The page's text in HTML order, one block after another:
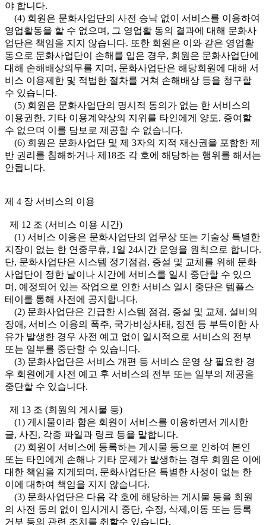
야 합니다.
(4) 회원은 문화사업단의 사전 승낙 없이 서비스를 이용하여
영업활동을 할 수 없으며, 그 영업활 동의 결과에 대해 문화사
업단은 책임을 지지 않습니다. 또한 회원은 이와 같은 영업활
동으로 문화사업단이 손해를 입은 경우, 회원은 문화사업단에
대해 손해배상의무를 지며, 문화사업단은 해당회원에 대해 서
비스 이용제한 및 적법한 절차를 거쳐 손해배상 등을 청구할
수 있습니다.
(5) 회원은 문화사업단의 명시적 동의가 없는 한 서비스의
이용권한, 기타 이용계약상의 지위를 타인에게 양도, 증여할
수 없으며 이를 담보로 제공할 수 없습니다.
(6) 회원은 문화사업단 및 제 3자의 지적 재산권을 포함한 제
반 권리를 침해하거나 제18조 각 호에 해당하는 행위를 해서는
안됩니다.
제 4 장 서비스의 이용
제 12 조 (서비스 이용 시간)
(1) 서비스 이용은 문화사업단의 업무상 또는 기술상 특별한
지장이 없는 한 연중무휴, 1일 24시간 운영을 원칙으로 합니다.
단, 문화사업단은 시스템 정기점검, 증설 및 교체를 위해 문화
사업단이 정한 날이나 시간에 서비스를 일시 중단할 수 있으
며, 예정되어 있는 작업으로 인한 서비스 일시 중단은 템플스
테이를 통해 사전에 공지합니다.
(2) 문화사업단은 긴급한 시스템 점검, 증설 및 교체, 설비의
장애, 서비스 이용의 폭주, 국가비상사태, 정전 등 부득이한 사
유가 발생한 경우 사전 예고 없이 일시적으로 서비스의 전부
또는 일부를 중단할 수 있습니다.
(3) 문화사업단은 서비스 개편 등 서비스 운영 상 필요한 경
우 회원에게 사전 예고 후 서비스의 전부 또는 일부의 제공을
중단할 수 있습니다.
제 13 조 (회원의 게시물 등)
(1) 게시물이라 함은 회원이 서비스를 이용하면서 게시한
글, 사진, 각종 파일과 링크 등을 말합니다.
(2) 회원이 서비스에 등록하는 게시물 등으로 인하여 본인
또는 타인에게 손해나 기타 문제가 발생하는 경우 회원은 이에
대한 책임을 지게되며, 문화사업단은 특별한 사정이 없는 한
이에 대하여 책임을 지지 않습니다.
(3) 문화사업단은 다음 각 호에 해당하는 게시물 등을 회원
의 사전 동의 없이 임시게시 중단, 수정, 삭제,이동 또는 등록
거부 등의 관련 조치를 취할수 있습니다.